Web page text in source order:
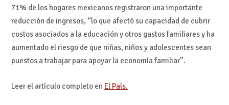
71% de los hogares mexicanos registraron una importante
reducción de ingresos, “lo que afectó su capacidad de cubrir
costos asociados a la educación y otros gastos familiares y ha
aumentado el riesgo de que niñas, niños y adolescentes sean
puestos a trabajar para apoyar la economía familiar”.
Leer el artículo completo en El País.